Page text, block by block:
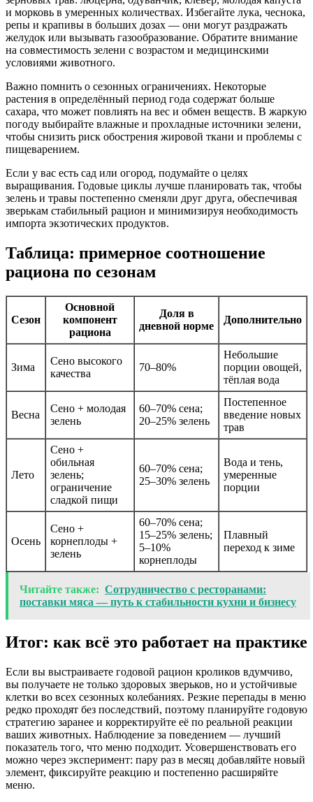
и морковь в умеренных количествах. Избегайте лука, чеснока,
репы и крапивы в больших дозах — они могут раздражать
желудок или вызывать газообразование. Обратите внимание
на совместимость зелени с возрастом и медицинскими
условиями животного.
Важно помнить о сезонных ограничениях. Некоторые
растения в определённый период года содержат больше
сахара, что может повлиять на вес и обмен веществ. В жаркую
погоду выбирайте влажные и прохладные источники зелени,
чтобы снизить риск обострения жировой ткани и проблемы с
пищеварением.
Если у вас есть сад или огород, подумайте о целях
выращивания. Годовые циклы лучше планировать так, чтобы
зелень и травы постепенно сменяли друг друга, обеспечивая
зверькам стабильный рацион и минимизируя необходимость
импорта экзотических продуктов.
Таблица: примерное соотношение
рациона по сезонам
Сезон
Основной
компонент
рациона
Доля в
дневной норме
Дополнительно
Зима
Сено высокого
качества
70–80%
Небольшие
порции овощей,
тёплая вода
Весна
Сено + молодая
зелень
60–70% сена;
20–25% зелень
Постепенное
введение новых
трав
Лето
Сено +
обильная
зелень;
ограничение
сладкой пищи
60–70% сена;
25–30% зелень
Вода и тень,
умеренные
порции
Осень
Сено +
корнеплоды +
зелень
60–70% сена;
15–25% зелень;
5–10%
корнеплоды
Плавный
переход к зиме
Читайте также: Сотрудничество с ресторанами:
поставки мяса — путь к стабильности кухни и бизнесу
Итог: как всё это работает на практике
Если вы выстраиваете годовой рацион кроликов вдумчиво,
вы получаете не только здоровых зверьков, но и устойчивые
клетки во всех сезонных колебаниях. Резкие перепады в меню
редко проходят без последствий, поэтому планируйте годовую
стратегию заранее и корректируйте её по реальной реакции
ваших животных. Наблюдение за поведением — лучший
показатель того, что меню подходит. Усовершенствовать его
можно через эксперимент: пару раз в месяц добавляйте новый
элемент, фиксируйте реакцию и постепенно расширяйте
меню.